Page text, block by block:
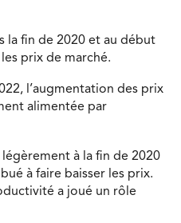
la fin de 2020 et au début
prix de marché.
l’augmentation des prix
alimentée par
à la fin de 2020
à faire baisser les prix.
a joué un rôle